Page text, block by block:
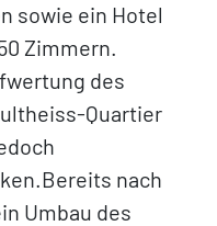
sowie ein Hotel
Zimmern.
des
Quartier
nach
Umbau des